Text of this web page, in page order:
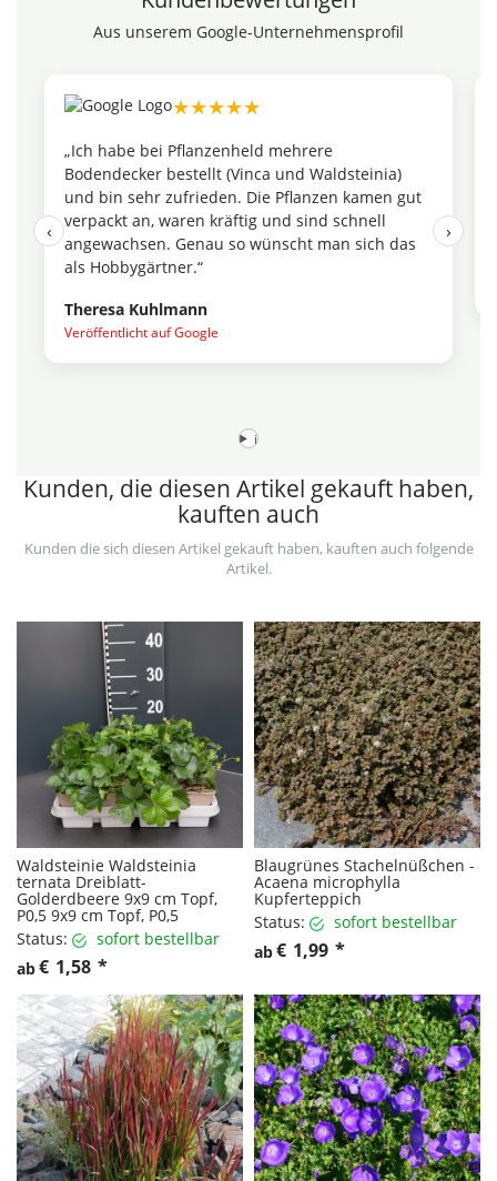
Aus unserem Google-Unternehmensprofil
★★★★★
„Ich habe bei Pflanzenheld mehrere
Bodendecker bestellt (Vinca und Waldsteinia)
und bin sehr zufrieden. Die Pflanzen kamen gut
verpackt an, waren kräftig und sind schnell
angewachsen. Genau so wünscht man sich das
als Hobbygärtner.“
Theresa Kuhlmann
Veröffentlicht auf Google
‹ ›
i
Kunden, die diesen Artikel gekauft haben,
kauften auch
Kunden die sich diesen Artikel gekauft haben, kauften auch folgende
Artikel.
Waldsteinie Waldsteinia
ternata Dreiblatt-
Golderdbeere 9x9 cm Topf,
P0,5 9x9 cm Topf, P0,5
Status:
sofort bestellbar
ab€ 1,58 *
Blaugrünes Stachelnüßchen -
Acaena microphylla
Kupferteppich
Status:
sofort bestellbar
ab€ 1,99 *